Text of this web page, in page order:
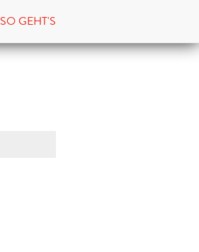
SO GEHT'S